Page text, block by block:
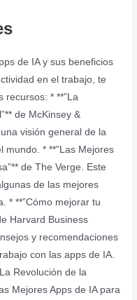
de IA y sus beneficios
en el trabajo, te
recursos: * **”La
de McKinsey &
visión general de la
mundo. * **”Las Mejores
de The Verge. Este
de las mejores
* **”Cómo mejorar tu
Harvard Business
y recomendaciones
con las apps de IA.
Revolución de la
Mejores Apps de IA para